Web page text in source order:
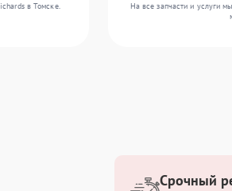
в Томске.
На все запчасти и услуги
Срочный